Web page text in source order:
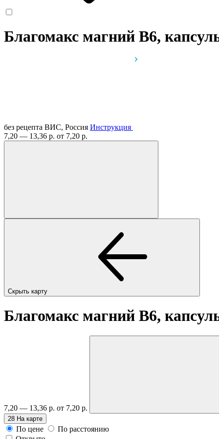
Благомакс магний В6,
без рецепта ВИС, Россия Инструкция
7,20 — 13,36 р. от 7,20 р.
Скрыть карту
Благомакс магний В6,
7,20 — 13,36 р. от 7,20 р.
28 На карте
По цене
По расстоянию